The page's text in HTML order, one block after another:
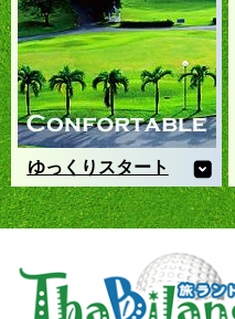
ゆっくりスタート
ゆっくり起きてのんびりプレ
ー！ホテルに戻ってからのんび
様におすすめのコース